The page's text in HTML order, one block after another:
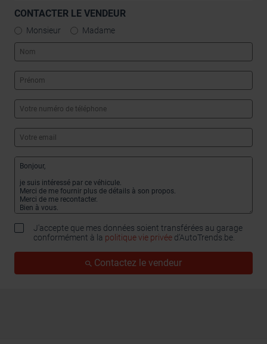
CONTACTER LE VENDEUR
Monsieur Madame
J'accepte que mes données soient transférées au garage
conformément à la politique vie privée d’AutoTrends.be.
Contactez le vendeur